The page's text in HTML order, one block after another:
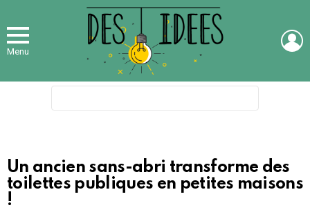
Menu
Un ancien sans-abri transforme des
toilettes publiques en petites maisons
!